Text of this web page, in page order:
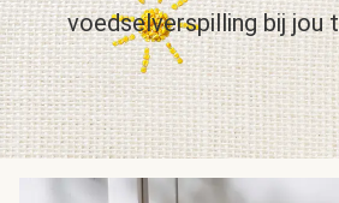
voedselverspilling bij jou